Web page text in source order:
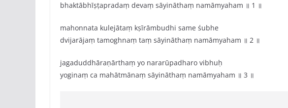
bhaktābhīṣṭapradaṃ devaṃ sāyināthaṃ namāmyaham ॥ 1 ॥
mahonnata kulejātaṃ kṣīrāmbudhi same śubhe
dvijarājaṃ tamoghnaṃ taṃ sāyināthaṃ namāmyaham ॥ 2 ॥
jagaduddhāraṇārthaṃ yo nararūpadharo vibhuḥ
yoginaṃ ca mahātmānaṃ sāyināthaṃ namāmyaham ॥ 3 ॥